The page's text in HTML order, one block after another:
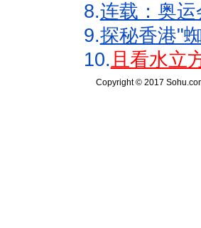
8.连载：奥
9.探秘香港"
10.且看水立
Copyright © 2017